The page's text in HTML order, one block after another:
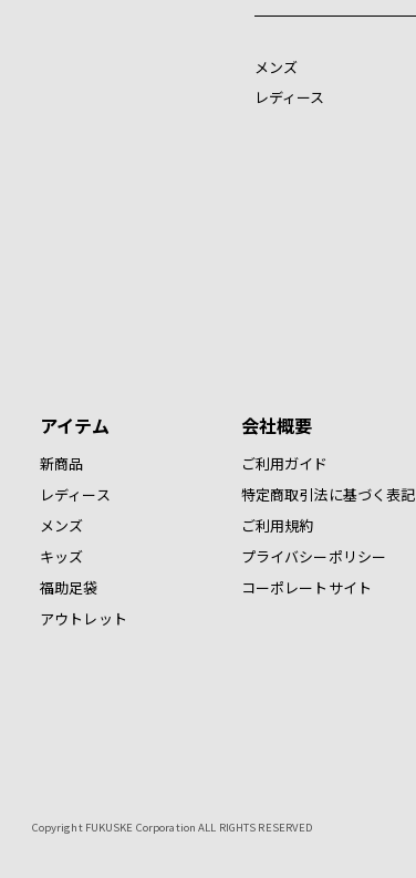
メンズ
レディース
アイテム
新商品
レディース
メンズ
キッズ
福助足袋
アウトレット
会社概要
ご利用ガイド
特定商取引法に基づく表記
ご利用規約
プライバシーポリシー
コーポレートサイト
Copyright FUKUSKE Corporation ALL RIGHTS RESERVED